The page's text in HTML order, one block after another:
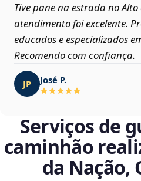
Tive pane na estrada no
atendimento foi excelente.
educados e especializados
Recomendo com confiança.
JP José P.
Serviços de
caminhão
da Nação,